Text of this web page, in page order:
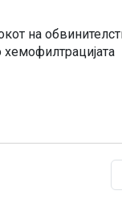
на
хемофилтрацијата